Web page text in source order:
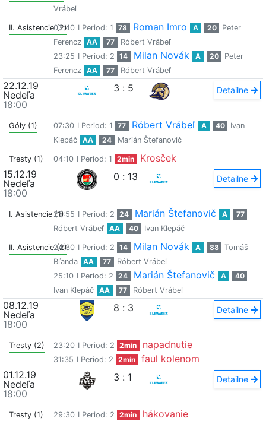
Vrábeľ
II. Asistencie (2)
03:40 I Period: 1 78 Roman Imro A 20
Peter
Ferencz
AA 77
Róbert Vrábeľ
23:25 I Period: 2 14 Milan Novák A 20
Peter
Ferencz
AA 77 Róbert Vrábeľ
22.12.19
Nedeľa
18:00
3 : 5 Detailne
Góly (1) 07:30 I Period: 1 77 Róbert Vrábeľ A 40
Ivan
Klepáč
AA 24 Marián Štefanovič
Tresty (1) 04:10 I Period: 1 2min
Krosček
15.12.19
Nedeľa
18:00
0 : 13 Detailne
I. Asistencie (1)25:55 I Period: 2 24 Marián Štefanovič A
77
Róbert Vrábeľ
AA 40 Ivan Klepáč
II. Asistencie (2)
24:30 I Period: 2 14 Milan Novák A 88
Tomáš
Bľanda
AA 77
Róbert Vrábeľ
25:10 I Period: 2 24 Marián Štefanovič A
40
Ivan Klepáč
AA 77 Róbert Vrábeľ
08.12.19
Nedeľa
18:00
8 : 3 Detailne
Tresty (2) 23:20 I Period: 2 2min napadnutie
31:35 I Period: 2 2min
faul kolenom
01.12.19
Nedeľa
18:00
3 : 1 Detailne
Tresty (1) 29:30 I Period: 2 2min
hákovanie